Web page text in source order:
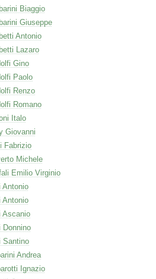
Biaggio
Giuseppe
Antonio
Lazaro
Gino
Paolo
Renzo
Romano
Italo
Giovanni
Fabrizio
Michele
Emilio Virginio
Antonio
Antonio
Ascanio
Donnino
Santino
Andrea
Ignazio